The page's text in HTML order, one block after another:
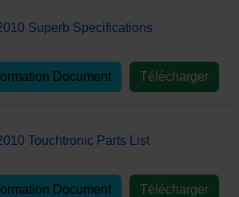
Superb Specifications
Télécharger
Document
Touchtronic Parts List
Télécharger
Document